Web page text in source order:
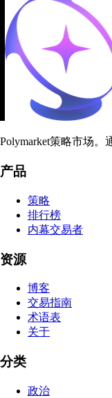
Polymarket策略市场。
产品
策略
排行榜
内幕交易者
资源
博客
交易指南
术语表
关于
分类
政治